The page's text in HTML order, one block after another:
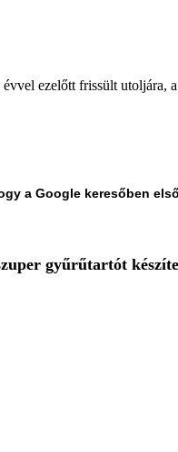
ezelőtt frissült utoljára,
a Google keresőben
gyűrűtartót